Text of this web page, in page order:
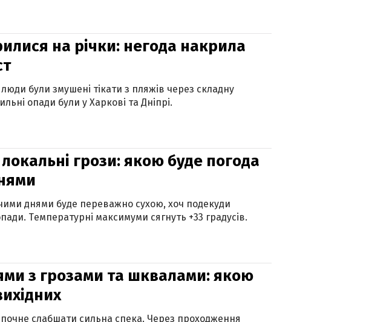
на річки: негода накрила
були змушені тікати з пляжів через складну
опади були у Харкові та Дніпрі.
локальні грози: якою буде погода
днями буде переважно сухою, хоч подекуди
Температурні максимуми сягнуть +33 градусів.
з грозами та шквалами: якою
слабшати сильна спека. Через проходження